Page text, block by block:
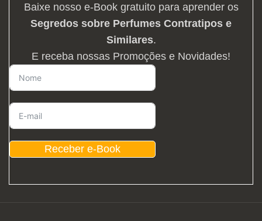
Baixe nosso e-Book gratuito para aprender os
Segredos sobre Perfumes Contratipos e
Similares.
E receba nossas Promoções e Novidades!
Receber e-Book